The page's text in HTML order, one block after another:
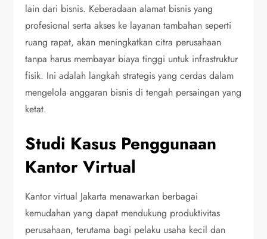
lain dari bisnis. Keberadaan alamat bisnis yang
profesional serta akses ke layanan tambahan seperti
ruang rapat, akan meningkatkan citra perusahaan
tanpa harus membayar biaya tinggi untuk infrastruktur
fisik. Ini adalah langkah strategis yang cerdas dalam
mengelola anggaran bisnis di tengah persaingan yang
ketat.
Studi Kasus Penggunaan
Kantor Virtual
Kantor virtual Jakarta menawarkan berbagai
kemudahan yang dapat mendukung produktivitas
perusahaan, terutama bagi pelaku usaha kecil dan